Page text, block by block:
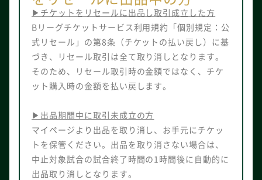
▶チケットをリセールに出品し取引成立した方
Bリーグチケットサービス利用規約「個別規定：公
式リセール」の第8条（チケットの払い戻し）に基
づき、リセール取引は全て取り消しとなります。
そのため、リセール取引時の金額ではなく、チケ
ット購入時の金額を払い戻します。
▶出品期間中に取引未成立の方
マイページより出品を取り消し、お手元にチケッ
トを保管ください。出品を取り消さない場合は、
中止対象試合の試合終了時間の1時間後に自動的に
出品取り消しとなります。